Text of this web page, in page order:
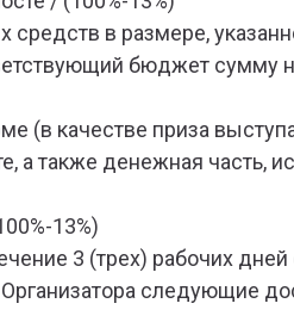
в размере,
бюджет сумму
(в качестве приза
а также денежная
13%)
3 (трех) рабочих
следующие